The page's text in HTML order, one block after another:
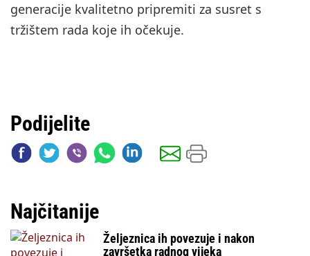
generacije kvalitetno pripremiti za susret s
tržištem rada koje ih očekuje.
Podijelite
Najčitanije
Željeznica ih povezuje i nakon
završetka radnog vijeka